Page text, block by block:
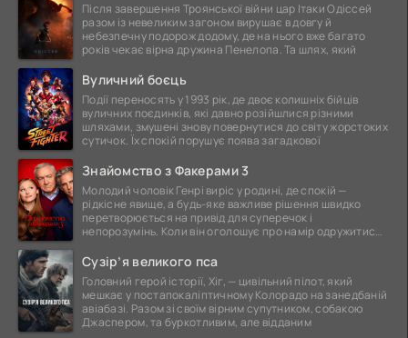
Після завершення Троянської війни цар Ітаки Одіссей
разом із невеликим загоном вирушає в довгу й
небезпечну подорож додому, де на нього вже багато
років чекає вірна дружина Пенелопа. Та шлях, який
Вуличний боєць
Події переносять у 1993 рік, де двоє колишніх бійців
вуличних поєдинків, які давно розійшлися різними
шляхами, змушені знову повернутися до світу жорстоких
сутичок. Їх спокій порушує поява загадкової
Знайомство з Факерами 3
Молодий чоловік Генрі виріс у родині, де спокій —
рідкісне явище, а будь-яке важливе рішення швидко
перетворюється на привід для суперечок і
непорозумінь. Коли він оголошує про намір одружитися,
Сузір’я великого пса
Головний герой історії, Хіг, — цивільний пілот, який
мешкає у постапокаліптичному Колорадо на занедбаній
авіабазі. Разом зі своїм вірним супутником, собакою
Джаспером, та буркотливим, але відданим